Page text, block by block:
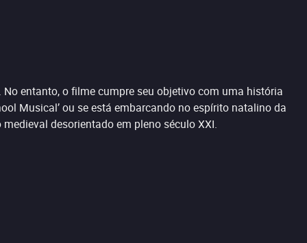
entanto, o filme cumpre seu objetivo com uma história
Musical’ ou se está embarcando no espírito natalino da
desorientado em pleno século XXI.